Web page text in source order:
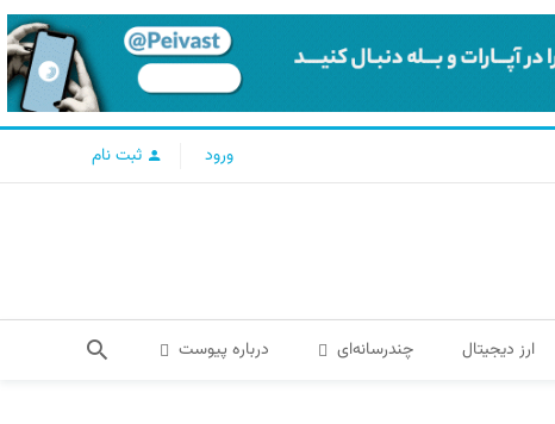
ورود ثبت نام
ارز دیجیتال چندرسانه‌ای درباره پیوست